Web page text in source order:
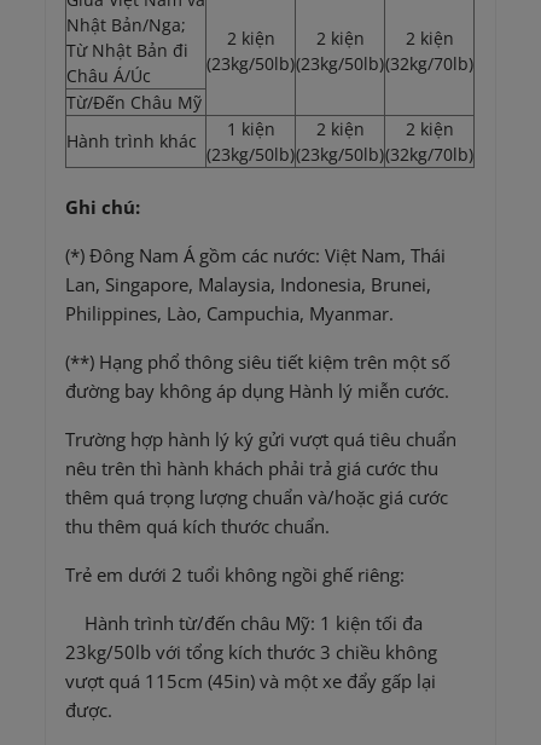
Nhật Bản/Nga;
Từ Nhật Bản đi
Châu Á/Úc
2 kiện
(23kg/50lb)
2 kiện
(23kg/50lb)
2 kiện
(32kg/70lb)
Từ/Đến Châu Mỹ
Hành trình khác
1 kiện
(23kg/50lb)
2 kiện
(23kg/50lb)
2 kiện
(32kg/70lb)
Ghi chú:
(*) Đông Nam Á gồm các nước: Việt Nam, Thái
Lan, Singapore, Malaysia, Indonesia, Brunei,
Philippines, Lào, Campuchia, Myanmar.
(**) Hạng phổ thông siêu tiết kiệm trên một số
đường bay không áp dụng Hành lý miễn cước.
Trường hợp hành lý ký gửi vượt quá tiêu chuẩn
nêu trên thì hành khách phải trả giá cước thu
thêm quá trọng lượng chuẩn và/hoặc giá cước
thu thêm quá kích thước chuẩn.
Trẻ em dưới 2 tuổi không ngồi ghế riêng:
Hành trình từ/đến châu Mỹ: 1 kiện tối đa
23kg/50lb với tổng kích thước 3 chiều không
vượt quá 115cm (45in) và một xe đẩy gấp lại
được.